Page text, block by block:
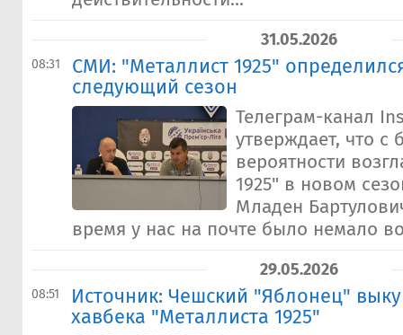
31.05.2026
08:31
СМИ: "Металлист 1925"
следующий сезон
Телеграм-канал
утверждает, что
вероятности
1925" в новом
Младен
время у нас на почте было немало
29.05.2026
08:51
Источник: Чешский "Яблонец"
хавбека "Металлиста 1925"